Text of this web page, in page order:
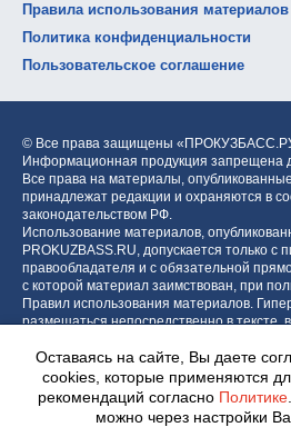
Правила использования материалов
Политика конфиденциальности
Пользовательское соглашение
© Все права защищены
Информационная продукция запрещена
Все права на материалы,
принадлежат редакции и охраняются в
законодательством РФ.
Использование материалов,
PROKUZBASS.RU, допускается только с
правообладателя и с обязательной
с которой материал заимствован, при
Правил использования материалов.
размещаться непосредственно в тексте,
блока.
Оставаясь на сайте, Вы даете
cookies, которые применяются
рекомендаций согласно Политике
можно через настройки